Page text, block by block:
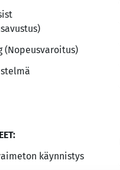
(Nopeusvaroitus)
käynnistys